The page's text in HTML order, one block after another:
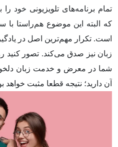
تمام برنامه‌های تلویزیونی خود
که البته این موضوع هم‌راستا
است. تکرار مهم‌ترین اصل در
زبان نیز صدق می‌کند. تصور
شما در معرض و خدمت زبان
آن دارید؛ نتیجه قطعا مثبت خواهد